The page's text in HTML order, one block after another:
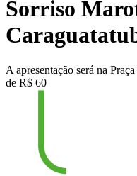
Sorriso
A apresentação será na
de R$ 60